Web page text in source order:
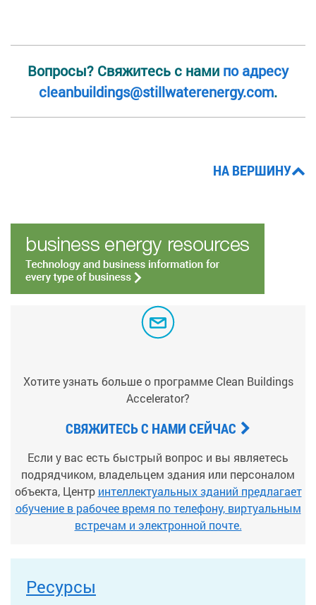
Вопросы? Свяжитесь с нами по адресу
cleanbuildings@stillwaterenergy.com.
НА ВЕРШИНУ
Хотите узнать больше о программе Clean Buildings
Accelerator?
СВЯЖИТЕСЬ С НАМИ СЕЙЧАС
Если у вас есть быстрый вопрос и вы являетесь
подрядчиком, владельцем здания или персоналом
объекта, Центр интеллектуальных зданий предлагает
обучение в рабочее время по телефону, виртуальным
встречам и электронной почте.
Ресурсы